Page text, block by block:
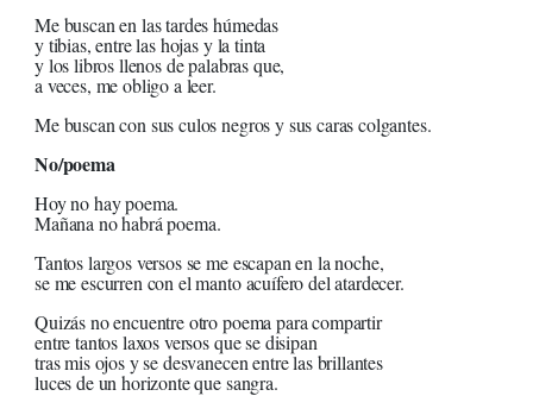
Me buscan en las tardes húmedas
y tibias, entre las hojas y la tinta
y los libros llenos de palabras que,
a veces, me obligo a leer.
Me buscan con sus culos negros y sus caras colgantes.
No/poema
Hoy no hay poema.
Mañana no habrá poema.
Tantos largos versos se me escapan en la noche,
se me escurren con el manto acuífero del atardecer.
Quizás no encuentre otro poema para compartir
entre tantos laxos versos que se disipan
tras mis ojos y se desvanecen entre las brillantes
luces de un horizonte que sangra.